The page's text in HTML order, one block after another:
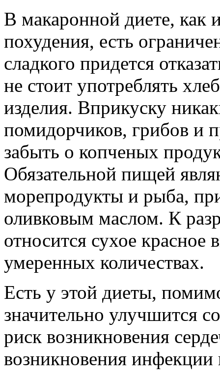
В макаронной диете, как
похудения, есть
сладкого придется
не стоит употреблять
изделия. Вприкуску
помидорчиков, грибов и
забыть о копченых
Обязательной пищей
морепродукты и рыба,
оливковым маслом. К
относится сухое
умеренных количествах.
Есть у этой диеты,
значительно улучшится
риск возникновения
возникновения инфекции